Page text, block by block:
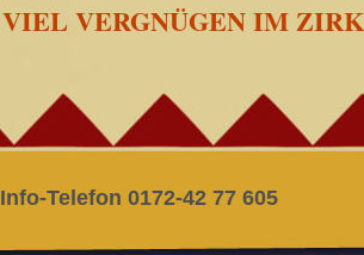
VIEL VERGNÜGEN IM
Info-Telefon 0172-42 77 605